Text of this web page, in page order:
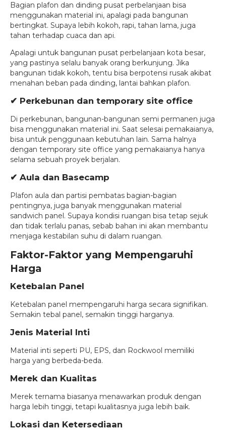
Bagian plafon dan dinding pusat perbelanjaan bisa
menggunakan material ini, apalagi pada bangunan
bertingkat. Supaya lebih kokoh, rapi, tahan lama, juga
tahan terhadap cuaca dan api.
Apalagi untuk bangunan pusat perbelanjaan kota besar,
yang pastinya selalu banyak orang berkunjung. Jika
bangunan tidak kokoh, tentu bisa berpotensi rusak akibat
menahan beban pada dinding, lantai bahkan plafon.
✔ Perkebunan dan temporary site office
Di perkebunan, bangunan-bangunan semi permanen juga
bisa menggunakan material ini. Saat selesai pemakaianya,
bisa untuk penggunaan kebutuhan lain. Sama halnya
dengan temporary site office yang pemakaianya hanya
selama sebuah proyek berjalan.
✔ Aula dan Basecamp
Plafon aula dan partisi pembatas bagian-bagian
pentingnya, juga banyak menggunakan material
sandwich panel. Supaya kondisi ruangan bisa tetap sejuk
dan tidak terlalu panas, sebab bahan ini akan membantu
menjaga kestabilan suhu di dalam ruangan.
Faktor-Faktor yang Mempengaruhi
Harga
Ketebalan Panel
Ketebalan panel mempengaruhi harga secara signifikan.
Semakin tebal panel, semakin tinggi harganya.
Jenis Material Inti
Material inti seperti PU, EPS, dan Rockwool memiliki
harga yang berbeda-beda.
Merek dan Kualitas
Merek ternama biasanya menawarkan produk dengan
harga lebih tinggi, tetapi kualitasnya juga lebih baik.
Lokasi dan Ketersediaan